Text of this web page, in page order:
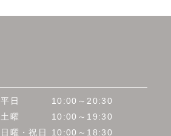
平日
10:00～20:30
土曜
10:00～19:30
日曜・祝日
10:00～18:30